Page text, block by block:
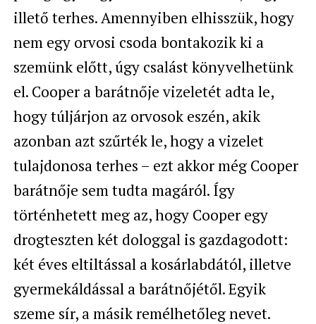
illető terhes. Amennyiben elhisszük, hogy
nem egy orvosi csoda bontakozik ki a
szemünk előtt, úgy csalást könyvelhetünk
el. Cooper a barátnője vizeletét adta le,
hogy túljárjon az orvosok eszén, akik
azonban azt szűrték le, hogy a vizelet
tulajdonosa terhes – ezt akkor még Cooper
barátnője sem tudta magáról. Így
történhetett meg az, hogy Cooper egy
drogteszten két dologgal is gazdagodott:
két éves eltiltással a kosárlabdától, illetve
gyermekáldással a barátnőjétől. Egyik
szeme sír, a másik remélhetőleg nevet.